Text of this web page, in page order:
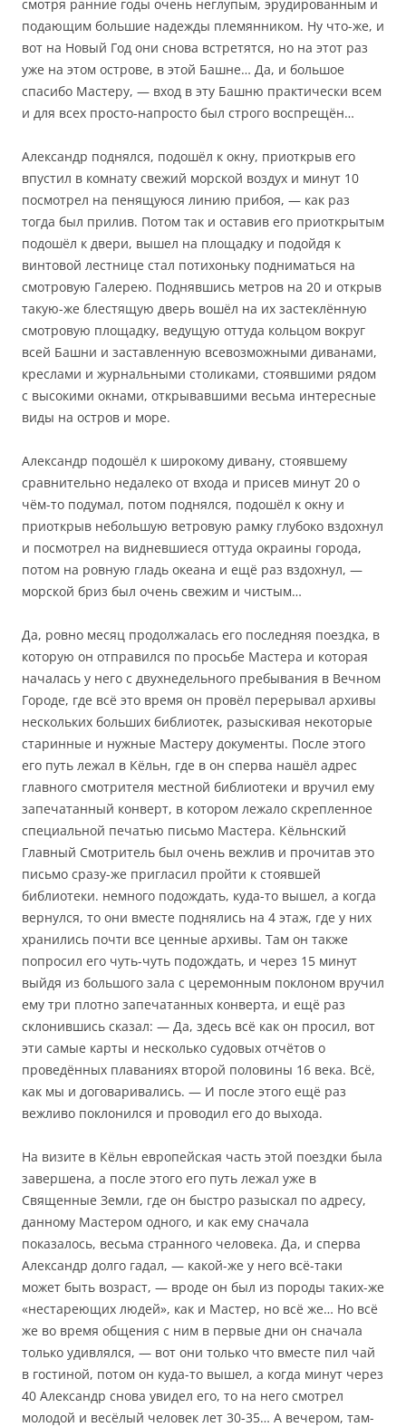
смотря ранние годы очень неглупым, эрудированным и
подающим большие надежды племянником. Ну что-же, и
вот на Новый Год они снова встретятся, но на этот раз
уже на этом острове, в этой Башне… Да, и большое
спасибо Мастеру, — вход в эту Башню практически всем
и для всех просто-напросто был строго воспрещён…
Александр поднялся, подошёл к окну, приоткрыв его
впустил в комнату свежий морской воздух и минут 10
посмотрел на пенящуюся линию прибоя, — как раз
тогда был прилив. Потом так и оставив его приоткрытым
подошёл к двери, вышел на площадку и подойдя к
винтовой лестнице стал потихоньку подниматься на
смотровую Галерею. Поднявшись метров на 20 и открыв
такую-же блестящую дверь вошёл на их застеклённую
смотровую площадку, ведущую оттуда кольцом вокруг
всей Башни и заставленную всевозможными диванами,
креслами и журнальными столиками, стоявшими рядом
с высокими окнами, открывавшими весьма интересные
виды на остров и море.
Александр подошёл к широкому дивану, стоявшему
сравнительно недалеко от входа и присев минут 20 о
чём-то подумал, потом поднялся, подошёл к окну и
приоткрыв небольшую ветровую рамку глубоко вздохнул
и посмотрел на видневшиеся оттуда окраины города,
потом на ровную гладь океана и ещё раз вздохнул, —
морской бриз был очень свежим и чистым…
Да, ровно месяц продолжалась его последняя поездка, в
которую он отправился по просьбе Мастера и которая
началась у него с двухнедельного пребывания в Вечном
Городе, где всё это время он провёл перерывал архивы
нескольких больших библиотек, разыскивая некоторые
старинные и нужные Мастеру документы. После этого
его путь лежал в Кёльн, где в он сперва нашёл адрес
главного смотрителя местной библиотеки и вручил ему
запечатанный конверт, в котором лежало скрепленное
специальной печатью письмо Мастера. Кёльнский
Главный Смотритель был очень вежлив и прочитав это
письмо сразу-же пригласил пройти к стоявшей
библиотеки. немного подождать, куда-то вышел, а когда
вернулся, то они вместе поднялись на 4 этаж, где у них
хранились почти все ценные архивы. Там он также
попросил его чуть-чуть подождать, и через 15 минут
выйдя из большого зала с церемонным поклоном вручил
ему три плотно запечатанных конверта, и ещё раз
склонившись сказал: — Да, здесь всё как он просил, вот
эти самые карты и несколько судовых отчётов о
проведённых плаваниях второй половины 16 века. Всё,
как мы и договаривались. — И после этого ещё раз
вежливо поклонился и проводил его до выхода.
На визите в Кёльн европейская часть этой поездки была
завершена, а после этого его путь лежал уже в
Священные Земли, где он быстро разыскал по адресу,
данному Мастером одного, и как ему сначала
показалось, весьма странного человека. Да, и сперва
Александр долго гадал, — какой-же у него всё-таки
может быть возраст, — вроде он был из породы таких-же
«нестареющих людей», как и Мастер, но всё же… Но всё
же во время общения с ним в первые дни он сначала
только удивлялся, — вот они только что вместе пил чай
в гостиной, потом он куда-то вышел, а когда минут через
40 Александр снова увидел его, то на него смотрел
молодой и весёлый человек лет 30-35… А вечером, там-